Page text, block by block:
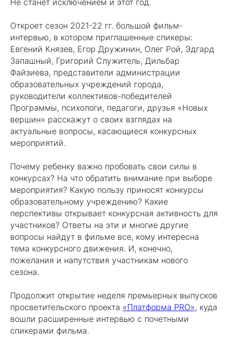
Откроет сезон 2021-22 гг. большой фильм-
интервью, в котором приглашенные спикеры:
Евгений Князев, Егор Дружинин, Олег Рой, Эдгард
Запашный, Григорий Служитель, Дильбар
Файзиева, представители администрации
образовательных учреждений города,
руководители коллективов-победителей
Программы, психологи, педагоги, друзья «Новых
вершин» расскажут о своих взглядах на
актуальные вопросы, касающиеся конкурсных
мероприятий.
Почему ребенку важно пробовать свои силы в
конкурсах? На что обратить внимание при выборе
мероприятия? Какую пользу приносят конкурсы
образовательному учреждению? Какие
перспективы открывает конкурсная активность для
участников? Ответы на эти и многие другие
вопросы найдут в фильме все, кому интересна
тема конкурсного движения. И, конечно,
пожелания и напутствия участникам нового
сезона.
Продолжит открытие неделя премьерных выпусков
просветительского проекта «Платформа PRO», куда
вошли расширенные интервью с почетными
спикерами фильма.